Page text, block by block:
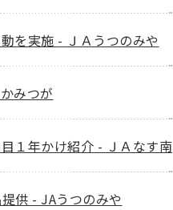
を実施 - ＪＡうつのみや
みつが
１年かけ紹介 - ＪＡなす南
供 - JAうつのみや